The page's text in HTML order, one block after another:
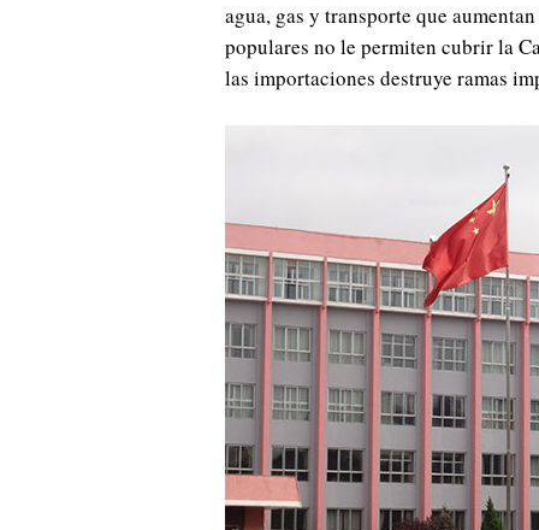
agua, gas y transporte que
populares no le permiten cubrir la
las importaciones destruye ramas